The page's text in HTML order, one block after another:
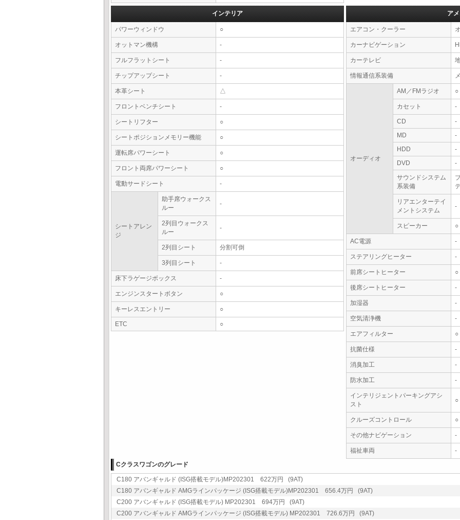
インテリア
パワーウィンドウ ○
オットマン機構 -
フルフラットシート -
チップアップシート -
本革シート △
フロントベンチシート -
シートリフター ○
シートポジションメモリー機能 ○
運転席パワーシート ○
フロント両席パワーシート ○
電動サードシート -
シートアレン
ジ
助手席ウォークス
ルー
-
2列目ウォークス
ルー
-
2列目シート 分割可倒
3列目シート -
床下ラゲージボックス -
エンジンスタートボタン ○
キーレスエントリー ○
ETC ○
ア
エアコン・クーラー
カーナビゲーション
カーテレビ
情報通信系装備
オーディオ
AM／FMラジオ ○
カセット -
CD
-
MD
-
HDD
-
DVD
-
サウンドシステム
系装備
リアエンターテイ
メントシステム
-
スピーカー ○
AC電源 -
ステアリングヒーター -
前席シートヒーター ○
後席シートヒーター -
加湿器 -
空気清浄機 -
エアフィルター ○
抗菌仕様 -
消臭加工 -
防水加工 -
インテリジェントパーキングアシ
スト
○
クルーズコントロール ○
その他ナビゲーション -
福祉車両
-
Cクラスワゴンのグレード
C180 アバンギャルド (ISG搭載モデル)MP202301 622万円 (9AT)
C180 アバンギャルド AMGラインパッケージ (ISG搭載モデル)MP202301 656.4万円 (9AT)
C200 アバンギャルド (ISG搭載モデル) MP202301 694万円 (9AT)
C200 アバンギャルド AMGラインパッケージ (ISG搭載モデル) MP202301 726.6万円 (9AT)